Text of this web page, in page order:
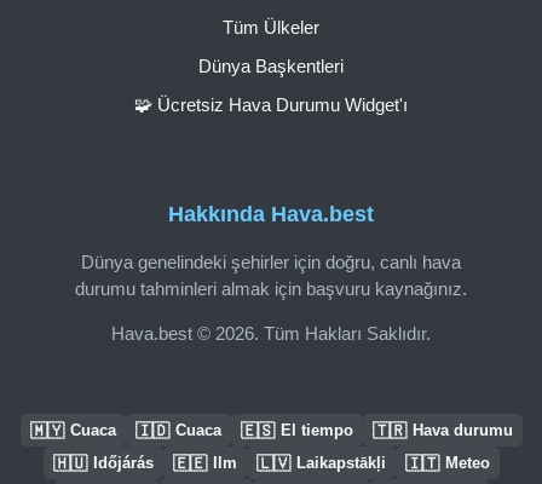
Hakkında Hava.best
Dünya genelindeki şehirler için doğru, canlı hava
durumu tahminleri almak için başvuru kaynağınız.
Hava.best © 2026. Tüm Hakları Saklıdır.
Tüm Ülkeler
Dünya Başkentleri
🧩 Ücretsiz Hava Durumu Widget'ı
🇲🇾 Cuaca 🇮🇩 Cuaca 🇪🇸 El tiempo 🇹🇷 Hava durumu
🇭🇺 Időjárás 🇪🇪 Ilm 🇱🇻 Laikapstākļi 🇮🇹 Meteo